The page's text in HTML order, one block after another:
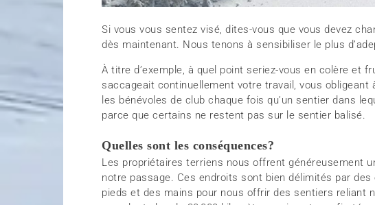
Si vous vous sentez visé, dites-vous que vous devez
dès maintenant. Nous tenons à sensibiliser le plus
À titre d’exemple, à quel point seriez-vous en colère et
saccageait continuellement votre travail, vous obligeant
les bénévoles de club chaque fois qu’un sentier dans
parce que certains ne restent pas sur le sentier balisé.
Quelles sont les conséquences?
Les propriétaires terriens nous offrent généreusement
notre passage. Ces endroits sont bien délimités par
pieds et des mains pour nous offrir des sentiers reliant